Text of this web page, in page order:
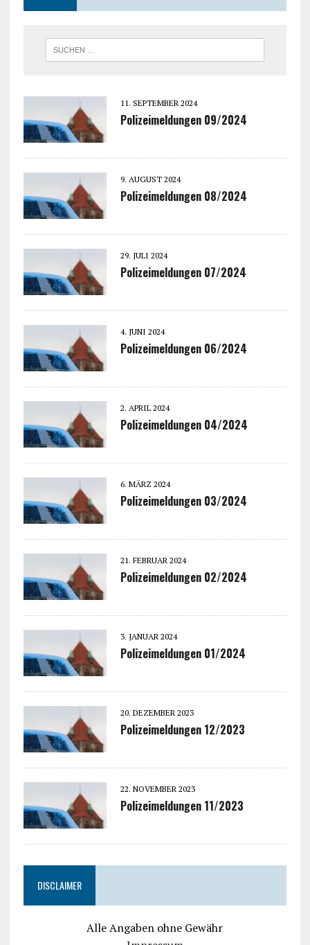
11. SEPTEMBER 2024
Polizeimeldungen 09/2024
9. AUGUST 2024
Polizeimeldungen 08/2024
29. JULI 2024
Polizeimeldungen 07/2024
4. JUNI 2024
Polizeimeldungen 06/2024
2. APRIL 2024
Polizeimeldungen 04/2024
6. MÄRZ 2024
Polizeimeldungen 03/2024
21. FEBRUAR 2024
Polizeimeldungen 02/2024
3. JANUAR 2024
Polizeimeldungen 01/2024
20. DEZEMBER 2023
Polizeimeldungen 12/2023
22. NOVEMBER 2023
Polizeimeldungen 11/2023
DISCLAIMER
Alle Angaben ohne Gewähr